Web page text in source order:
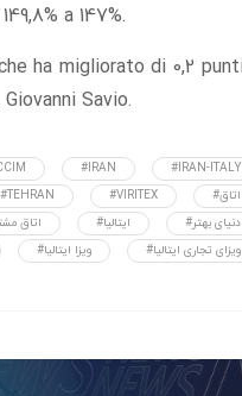
a 147%.
ha migliorato di 0,2
Savio.
#IRAN
#IRAN-ITALY
#TEHRAN #VIRITEX
#اتاق
#اتاق #ایتالیا
#دنیای بهتر
#ویزا ایتالیا #ویزای تجاری ایتالیا